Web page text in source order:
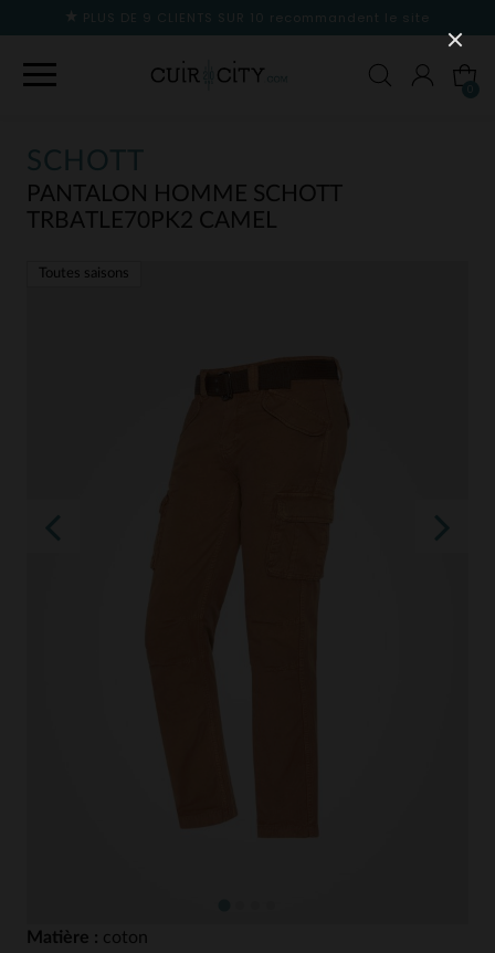
PLUS DE 9 CLIENTS SUR 10 recommandent le site
SCHOTT
PANTALON HOMME SCHOTT
TRBATLE70PK2 CAMEL
Toutes saisons
Matière : coton